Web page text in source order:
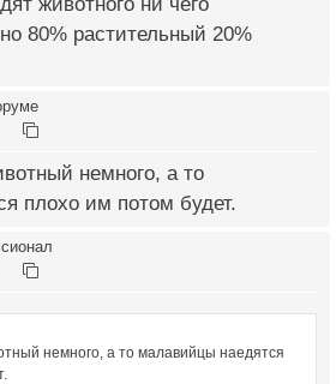
животного ни чего
80% растительный 20%
немного, а то
плохо им потом будет.
немного, а то малавийцы наедятся